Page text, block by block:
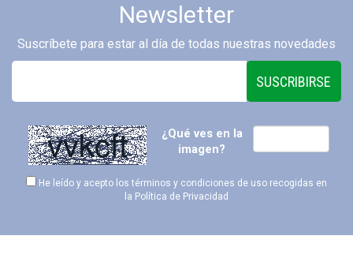
Newsletter
Suscríbete para estar al día de todas nuestras novedades
SUSCRIBIRSE
¿Qué ves en la
imagen?
He leído y acepto los términos y condiciones de uso recogidas en
la Política de Privacidad